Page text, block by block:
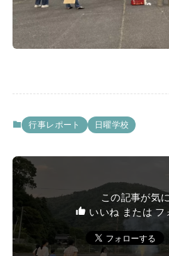
行事レポート 日曜学校
この記事が気
いいね または フ